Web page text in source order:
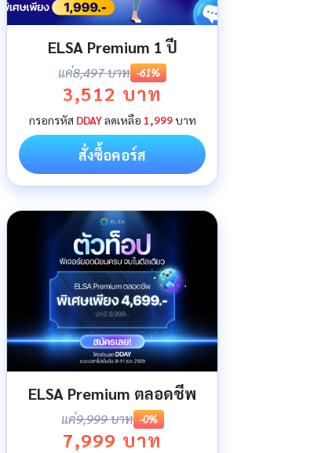
ELSA Premium 1 ปี
แค่8,497 บาท -61%
3,512 บาท
กรอกรหัส DDAYลดเหลือ 1,999บาท
สั่งซื้อคอร์ส
ELSA Premium ตลอดชีพ
แค่9,999 บาท -0%
7,999 บาท